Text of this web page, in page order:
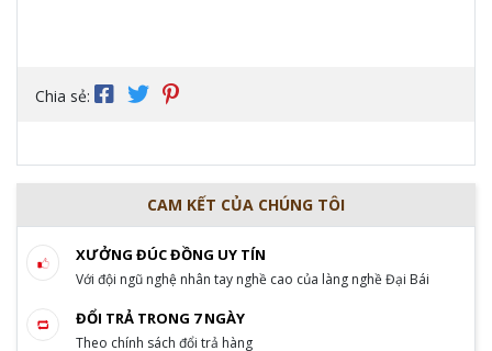
Chia sẻ:
CAM KẾT CỦA CHÚNG TÔI
XƯỞNG ĐÚC ĐỒNG UY TÍN
Với đội ngũ nghệ nhân tay nghề cao của làng nghề Đại Bái
ĐỔI TRẢ TRONG 7 NGÀY
Theo chính sách đổi trả hàng